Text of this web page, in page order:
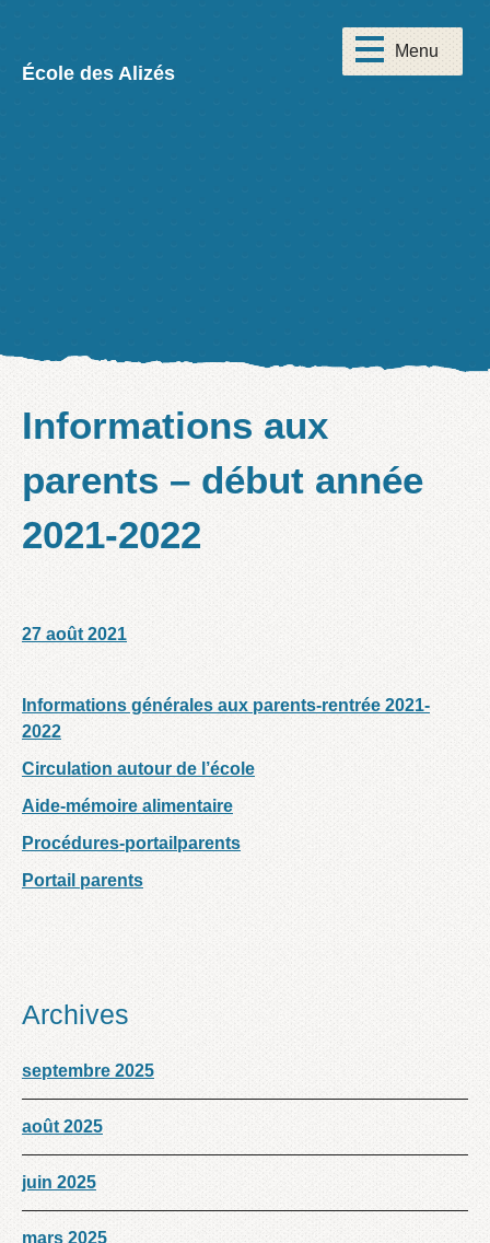
École des Alizés
Informations aux
parents – début année
2021-2022
27 août 2021
Informations générales aux parents-rentrée 2021-
2022
Circulation autour de l’école
Aide-mémoire alimentaire
Procédures-portailparents
Portail parents
Archives
septembre 2025
août 2025
juin 2025
mars 2025